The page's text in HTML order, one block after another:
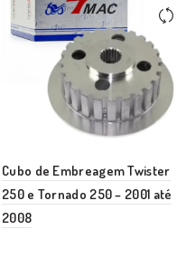
Cubo de Embreagem Twister
250 e Tornado 250 – 2001 até
2008